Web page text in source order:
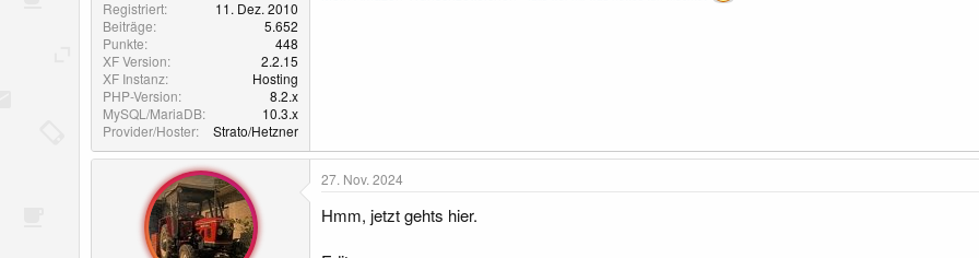
Registriert
11. Dez. 2010
Beiträge
5.652
Punkte
448
XF Version
2.2.15
XF Instanz
Hosting
PHP-Version
8.2.x
MySQL/MariaDB
10.3.x
Provider/Hoster
Strato/Hetzner
27. Nov. 2024
Hmm, jetzt gehts hier.